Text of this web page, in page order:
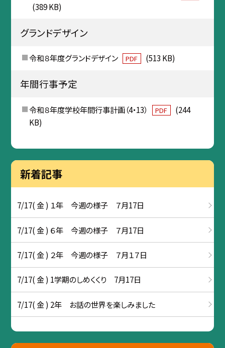
(389 KB)
グランドデザイン
令和８年度グランドデザイン PDF (513 KB)
年間行事予定
令和８年度学校年間行事計画（4・13） PDF
(244
KB)
新着記事
7/17( 金 ) １年 今週の様子 ７月17日
7/17( 金 ) ６年 今週の様子 ７月17日
7/17( 金 ) ２年 今週の様子 ７月１７日
7/17( 金 ) 1学期のしめくくり 7月17日
7/17( 金 ) 2年 お話の世界を楽しみました